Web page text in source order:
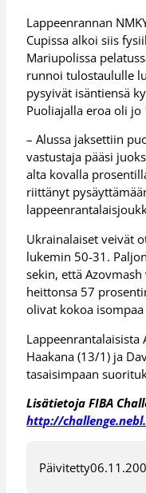
Lappeenrannan
Cupissa alkoi siis
Mariupolissa
runnoi tulostaululle
pysyivät isäntiensä
Puoliajalla eroa oli jo
– Alussa jaksettiin
vastustaja pääsi
alta kovalla
riittänyt
Ukrainalaiset veivät
lukemin 50-31.
sekin, että
heittonsa 57
olivat kokoa
Lappeenrantalaisista
Haakana (13/1) ja
tasaisimpaan
Lisätietoja FIBA
http://
Päivitetty